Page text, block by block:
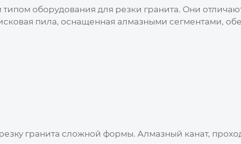
оборудования для резки гранита. Они
пила, оснащенная алмазными сегментами,
гранита сложной формы. Алмазный канат,